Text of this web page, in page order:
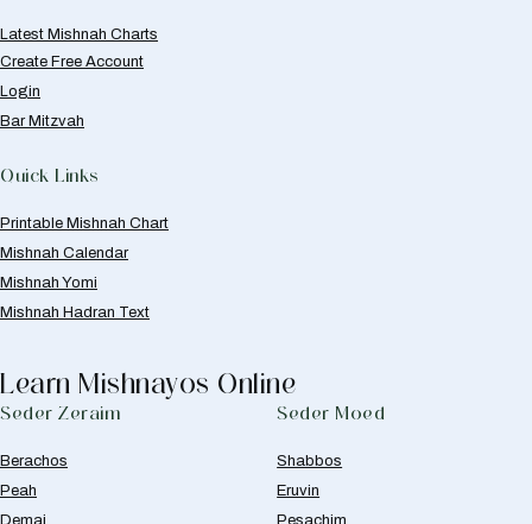
Latest Mishnah Charts
Create Free Account
Login
Bar Mitzvah
Quick Links
Printable Mishnah Chart
Mishnah Calendar
Mishnah Yomi
Mishnah Hadran Text
Learn Mishnayos Online
Seder Zeraim
Berachos
Peah
Demai
Seder Moed
Shabbos
Eruvin
Pesachim